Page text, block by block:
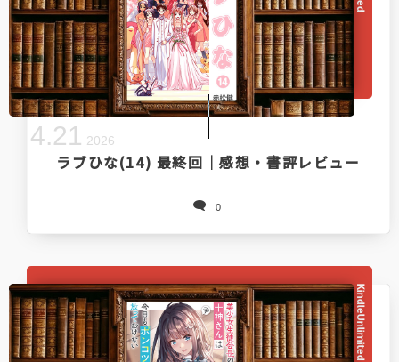
ラブひな(14) 最終回｜感想・書評レビュー
0
4.21 2026
KindleUnlimited